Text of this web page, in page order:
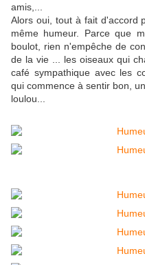
amis,...
Alors oui, tout à fait d'accord
même humeur. Parce que
boulot, rien n'empêche de
de la vie ... les oiseaux qui
café sympathique avec les
qui commence à sentir bon,
loulou...